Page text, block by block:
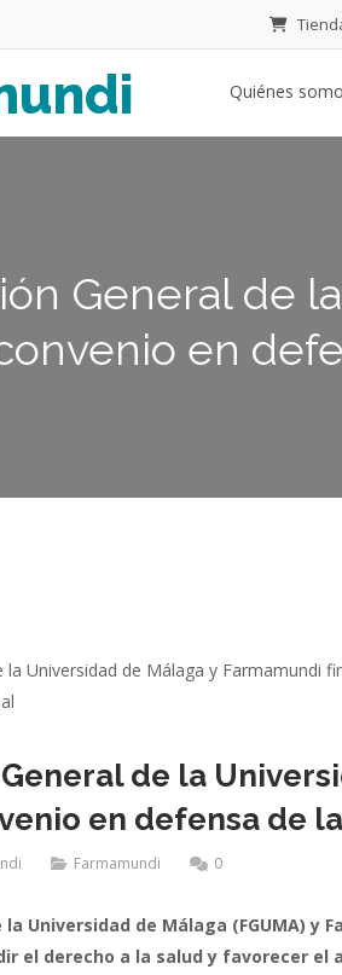
Quiénes
General de
en
de la
en defensa de
Farmamundi 0
la Universidad de Málaga (FGUMA)
el derecho a la salud y favorecer el